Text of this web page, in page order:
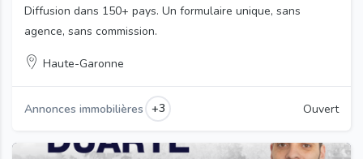
Diffusion dans 150+ pays. Un formulaire unique, sans
agence, sans commission.
Haute-Garonne
Annonces immobilières +3 Ouvert